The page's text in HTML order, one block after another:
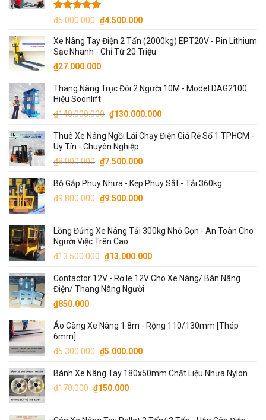
Được xếp
5 sao
₫5.000.000 Giá
là:
₫5.000.000.
₫4.500.000Giá
tại
là:
Xe Nâng Tay Điện 2 Tấn (2000kg) EPT20V - Pin Lithium
Sạc Nhanh - Chỉ Từ 20 Triệu
₫27.000.000
Thang Nâng Trục Đôi 2 Người 10M - Model DAG2100
Hiệu Soonlift
₫140.000.000 Giá
là:
₫140.000.000.
₫130.000.000Giá
tại
Thuê Xe Nâng Ngồi Lái Chạy Điện Giá Rẻ Số 1 TPHCM -
Uy Tín - Chuyên Nghiệp
₫8.000.000 Giá
là:
₫8.000.000.
₫7.500.000Giá
tại
là:
Bộ Gắp Phuy Nhựa - Kẹp Phuy Sắt - Tải 360kg
₫9.800.000 Giá
₫9.800.000.
₫9.500.000Giá
là:
Lồng Đứng Xe Nâng Tải 300kg Nhỏ Gọn - An Toàn Cho
Người Việc Trên Cao
₫13.500.000 Giá
là:
₫13.500.000.
₫13.000.000Giá
tại
Contactor 12V - Rơ le 12V Cho Xe Nâng/ Bàn Nâng
Điện/ Thang Nâng Người
₫850.000
Áo Càng Xe Nâng 1.8m - Rộng 110/130mm [Thép
6mm]
₫5.300.000 Giá
là:
₫5.300.000.
₫5.000.000Giá
tại
Bánh Xe Nâng Tay 180x50mm Chất Liệu Nhựa Nylon
₫170.000 Giá
₫150.000Giá